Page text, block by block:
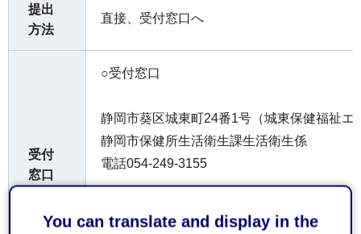
You can translate and display in the
提出
方法
直接、受付窓口へ
受付
窓口
○受付窓口
静岡市葵区城東町24番1号（城東保健福祉エ
静岡市保健所生活衛生課生活衛生係
電話054-249-3155